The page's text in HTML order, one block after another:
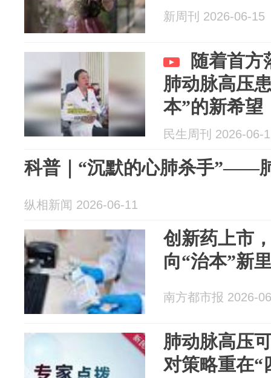
新周刊 2026-06-15
随着首方
肺动脉高压
本”的新希望
民生周刊 2026-06-
科普｜“沉默的心肺杀手”——
纵相新闻 2026-06-11
创新药上市
向“治本”新
南方都市报 2026-
肺动脉高压
对策略重在“